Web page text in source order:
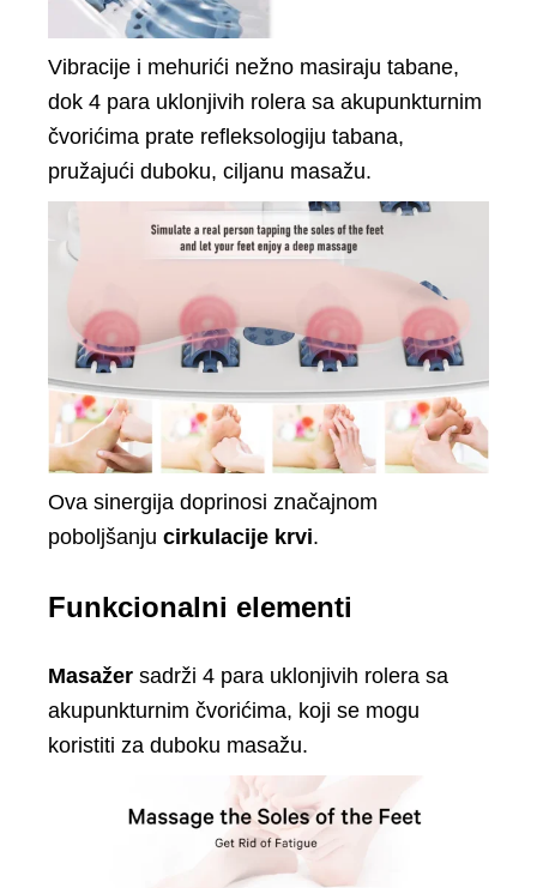
Vibracije i mehurići nežno masiraju tabane,
dok 4 para uklonjivih rolera sa akupunkturnim
čvorićima prate refleksologiju tabana,
pružajući duboku, ciljanu masažu.
Ova sinergija doprinosi značajnom
poboljšanjucirkulacije krvi.
Funkcionalni elementi
Masažer sadrži 4 para uklonjivih rolera sa
akupunkturnim čvorićima, koji se mogu
koristiti za duboku masažu.